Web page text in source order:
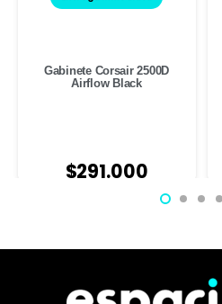
Gabinete Corsair 2500D
Airflow Black
$291.000